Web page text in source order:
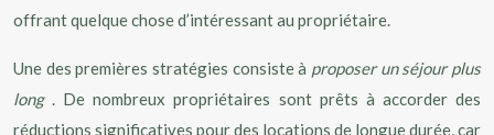
offrant quelque chose d’intéressant au propriétaire.
Une des premières stratégies consiste à proposer un séjour plus
long. De nombreux propriétaires sont prêts à accorder des
réductions significatives pour des locations de longue durée, car